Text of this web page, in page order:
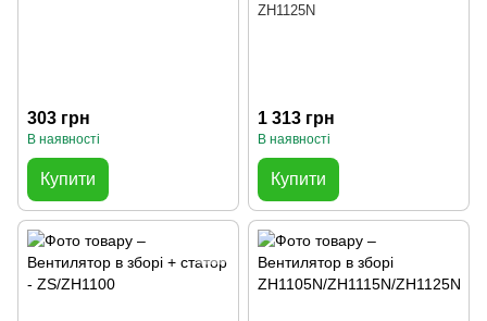
303 грн
В наявності
Купити
ZH1125N
1 313 грн
В наявності
Купити